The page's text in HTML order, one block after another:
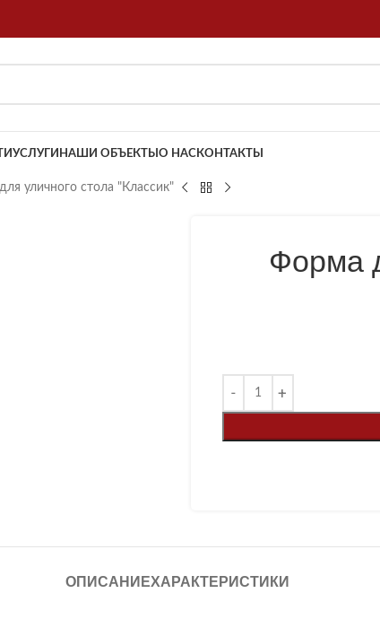
УСЛУГИ НАШИ ОБЪЕКТЫ О НАСКОНТАКТЫ
уличного стола "Классик"
Форма
ОПИСАНИЕХАРАКТЕРИСТИКИ